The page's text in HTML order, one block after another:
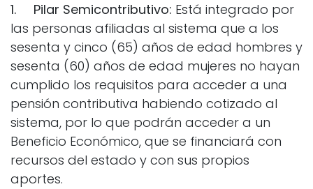
1. Pilar Semicontributivo: Está integrado por
las personas afiliadas al sistema que a los
sesenta y cinco (65) años de edad hombres y
sesenta (60) años de edad mujeres no hayan
cumplido los requisitos para acceder a una
pensión contributiva habiendo cotizado al
sistema, por lo que podrán acceder a un
Beneficio Económico, que se financiará con
recursos del estado y con sus propios
aportes.